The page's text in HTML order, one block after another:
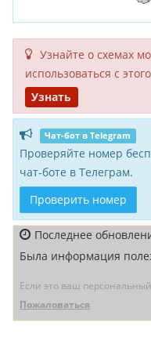
Узнайте о схемах
исполь­зоваться с
Узнать
Чат-бот в Telegram
Проверяйте номер
чат-боте в Телеграм.
Проверить номер
Последнее
Была информация
Если это ваш
Пожаловаться